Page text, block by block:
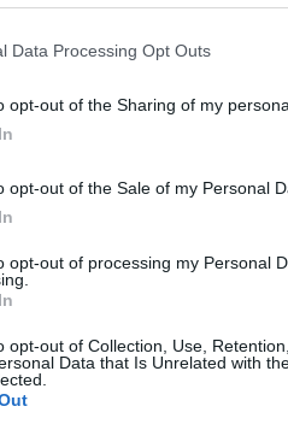
Data Processing Opt Outs
opt-out of the Sharing of my
opt-out of the Sale of my Personal
opt-out of processing my Personal
opt-out of Collection, Use,
Data that Is Unrelated with
μετά τη Νέα
Ένωσης να χορεύει
Αργυρό.